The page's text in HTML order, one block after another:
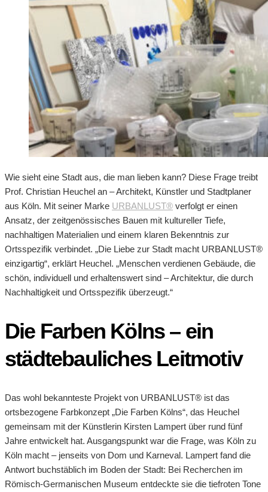
Wie sieht eine Stadt aus, die man lieben kann? Diese Frage treibt
Prof. Christian Heuchel an – Architekt, Künstler und Stadtplaner
aus Köln. Mit seiner Marke URBANLUST® verfolgt er einen
Ansatz, der zeitgenössisches Bauen mit kultureller Tiefe,
nachhaltigen Materialien und einem klaren Bekenntnis zur
Ortsspezifik verbindet. „Die Liebe zur Stadt macht URBANLUST®
einzigartig“, erklärt Heuchel. „Menschen verdienen Gebäude, die
schön, individuell und erhaltenswert sind – Architektur, die durch
Nachhaltigkeit und Ortsspezifik überzeugt.“
Die Farben Kölns – ein
städtebauliches Leitmotiv
Das wohl bekannteste Projekt von URBANLUST® ist das
ortsbezogene Farbkonzept „Die Farben Kölns“, das Heuchel
gemeinsam mit der Künstlerin Kirsten Lampert über rund fünf
Jahre entwickelt hat. Ausgangspunkt war die Frage, was Köln zu
Köln macht – jenseits von Dom und Karneval. Lampert fand die
Antwort buchstäblich im Boden der Stadt: Bei Recherchen im
Römisch-Germanischen Museum entdeckte sie die tiefroten Tone